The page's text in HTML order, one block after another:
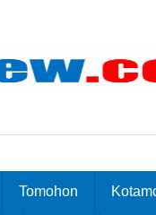
Tomohon